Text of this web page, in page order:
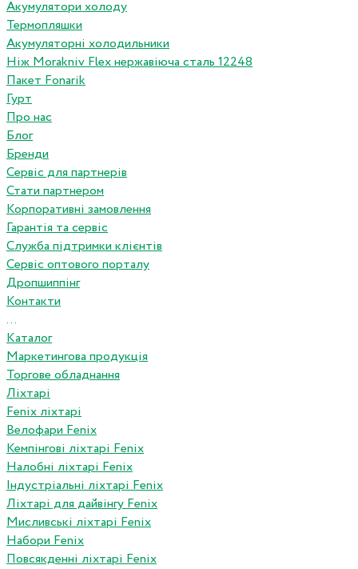
Акумулятори холоду
Термопляшки
Акумуляторні холодильники
Ніж Morakniv Flex нержавіюча сталь 12248
Пакет Fonarik
Гурт
Про нас
Блог
Бренди
Сервіс для партнерів
Стати партнером
Корпоративні замовлення
Гарантія та сервіс
Служба підтримки клієнтів
Сервіс оптового порталу
Дропшиппінг
Контакти
...
Каталог
Маркетингова продукція
Торгове обладнання
Ліхтарі
Fenix ліхтарі
Велофари Fenix
Кемпінгові ліхтарі Fenix
Налобні ліхтарі Fenix
Індустріальні ліхтарі Fenix
Ліхтарі для дайвінгу Fenix
Мисливські ліхтарі Fenix
Набори Fenix
Повсякденні ліхтарі Fenix